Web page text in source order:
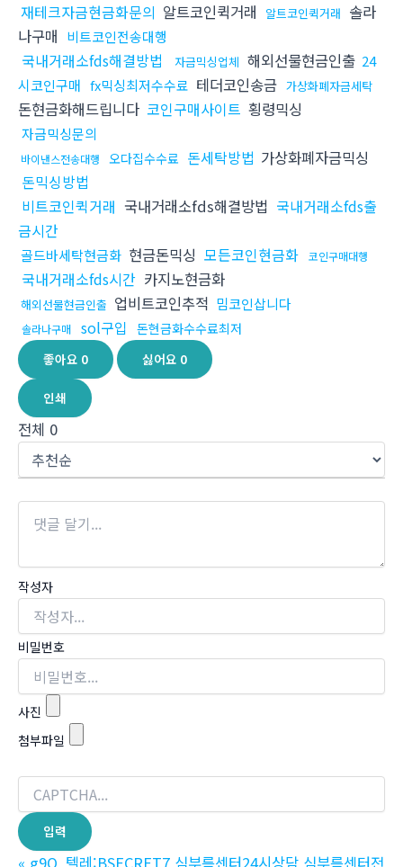
재테크자금현금화문의 알트코인퀵거래 알트코인퀵거래 솔라
나구매 비트코인전송대행
국내거래소fds해결방법 자금믹싱업체 해외선물현금인출 24
시코인구매 fx믹싱최저수수료 테더코인송금 가상화폐자금세탁
돈현금화해드립니다 코인구매사이트 횡령믹싱
자금믹싱문의
바이낸스전송대행 오다집수수료 돈세탁방법 가상화폐자금믹싱
돈믹싱방법
비트코인퀵거래 국내거래소fds해결방법 국내거래소fds출
금시간
골드바세탁현금화 현금돈믹싱 모든코인현금화 코인구매대행
국내거래소fds시간 카지노현금화
해외선물현금인출 업비트코인추적 밈코인삽니다
솔라나구매 sol구입 돈현금화수수료최저
좋아요 0 싫어요 0
인쇄
전체 0
작성자
비밀번호
사진
첨부파일
« g9O_텔레:BSECRET7 심부름센터24시상담 심부름센터전